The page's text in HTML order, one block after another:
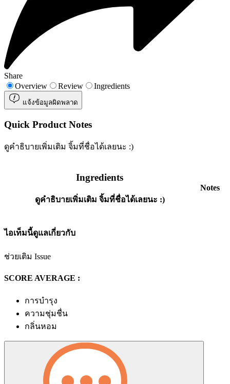
Share
Overview
Review Ingredients
แจ้งข้อมูลผิดพลาด
Quick Product Notes
ดูคำธิบายเพิ่มเติม จิ้มที่ชื่อได้เลยนะ :)
Ingredients
ดูคำธิบายเพิ่มเติม จิ้มที่ชื่อได้เลยนะ :)
Notes
ไอเท็มนี้ดูแลเกี่ยวกับ
ช่วยเติม Issue
SCORE AVERAGE :
การบำรุง
ความชุ่มชื่น
กลิ่นหอม